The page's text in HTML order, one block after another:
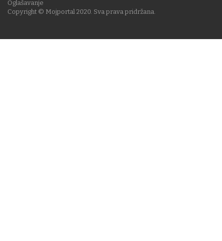
Copyright © Mojportal 2020. Sva prava pridržana.
Oglašavanje